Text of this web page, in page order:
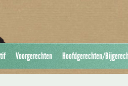
Voorgerechten Hoofdgerechten/